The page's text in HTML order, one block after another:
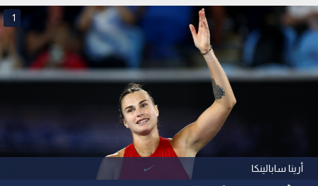
أرينا سابالينكا
1